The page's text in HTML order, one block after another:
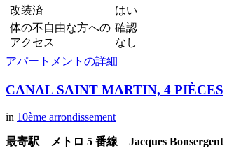
改装済
はい
体の不自由な方への
アクセス
確認
なし
アパートメントの詳細
CANAL SAINT MARTIN, 4 PIÈCES
in 10ème arrondissement
最寄駅 メトロ 5 番線 Jacques Bonsergent